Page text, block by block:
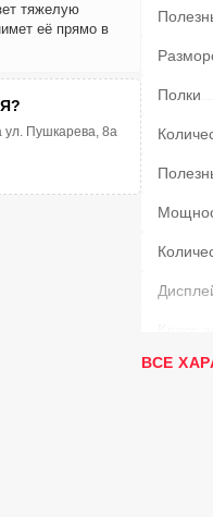
тяжелую
её прямо в
ул. Пушкарева, 8а
Полки
ВСЕ